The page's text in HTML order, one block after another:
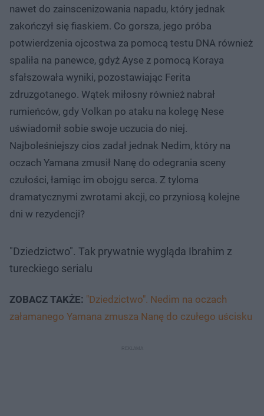
nawet do zainscenizowania napadu, który jednak
zakończył się fiaskiem. Co gorsza, jego próba
potwierdzenia ojcostwa za pomocą testu DNA również
spaliła na panewce, gdyż Ayse z pomocą Koraya
sfałszowała wyniki, pozostawiając Ferita
zdruzgotanego. Wątek miłosny również nabrał
rumieńców, gdy Volkan po ataku na kolegę Nese
uświadomił sobie swoje uczucia do niej.
Najboleśniejszy cios zadał jednak Nedim, który na
oczach Yamana zmusił Nanę do odegrania sceny
czułości, łamiąc im obojgu serca. Z tyloma
dramatycznymi zwrotami akcji, co przyniosą kolejne
dni w rezydencji?
"Dziedzictwo". Tak prywatnie wygląda Ibrahim z
tureckiego serialu
Spróbuj ponownie
ZOBACZ TAKŻE: "Dziedzictwo". Nedim na oczach
załamanego Yamana zmusza Nanę do czułego uścisku